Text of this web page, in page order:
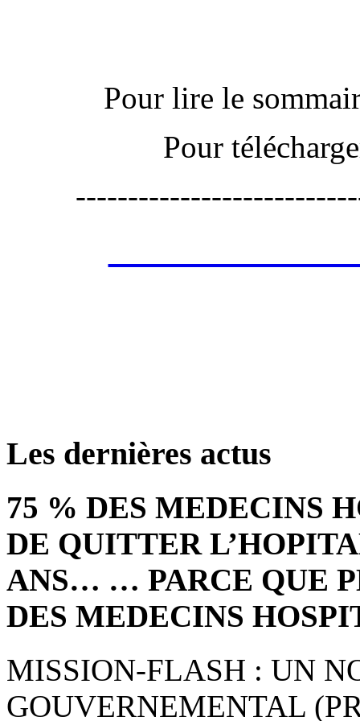
Pour lire le
Pour
Les dernières actus
75 % DES MEDECINS
DE QUITTER
ANS… … PARCE QUE
DES MEDECINS
MISSION-FLASH : UN
GOUVERNEMENTAL